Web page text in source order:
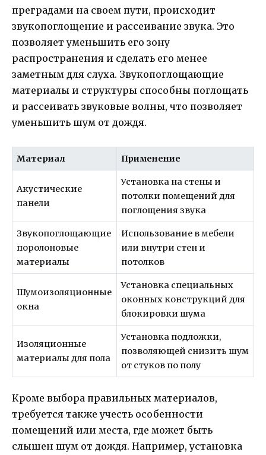
преградами на своем пути, происходит
звукопоглощение и рассеивание звука. Это
позволяет уменьшить его зону
распространения и сделать его менее
заметным для слуха. Звукопоглощающие
материалы и структуры способны поглощать
и рассеивать звуковые волны, что позволяет
уменьшить шум от дождя.
Материал Применение
Акустические
панели
Установка на стены и
потолки помещений для
поглощения звука
Звукопоглощающие
поролоновые
материалы
Использование в мебели
или внутри стен и
потолков
Шумоизоляционные
окна
Установка специальных
оконных конструкций для
блокировки шума
Изоляционные
материалы для пола
Установка подложки,
позволяющей снизить шум
от стуков по полу
Кроме выбора правильных материалов,
требуется также учесть особенности
помещений или места, где может быть
слышен шум от дождя. Например, установка